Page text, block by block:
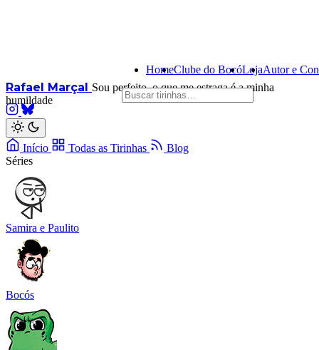
Rafael Marçal Sou perfeito, o que me estraga é a minha
humildade
HomeClube do BocóLojaAutor e
Início Todas as Tirinhas
Blog
Séries
Samira e Paulito
Bocós